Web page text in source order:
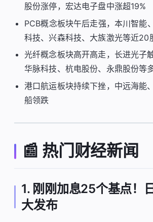
股份涨停，宏达电子盘中涨超19%
PCB概念板块午后走强，本川智能
科技、兴森科技、大族激光等近20
光纤概念板块高开高走，长进光子
华脉科技、杭电股份、永鼎股份等
港口航运板块持续下挫，中远海能
船领跌
📰 热门财经新闻
1. 刚刚加息25个基点！
大发布